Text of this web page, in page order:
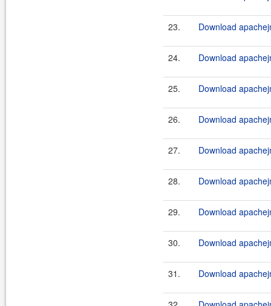
23. Download
24. Download
25. Download
26. Download
27. Download
28. Download
29. Download
30. Download
31. Download